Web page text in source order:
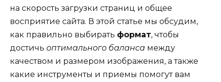
на скорость загрузки страниц и общее
восприятие сайта. В этой статье мы обсудим,
как правильно выбирать формат, чтобы
достичь оптимального баланса между
качеством и размером изображения, а также
какие инструменты и приемы помогут вам